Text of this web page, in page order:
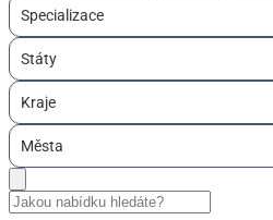
Specializace
Státy
Kraje
Města